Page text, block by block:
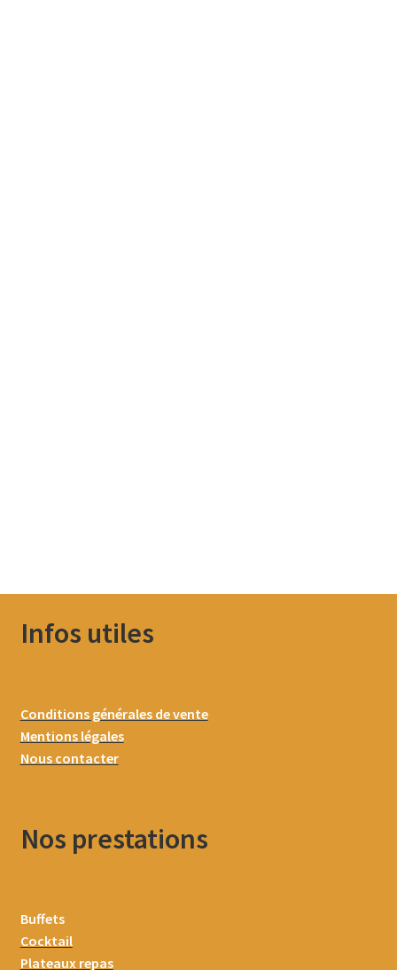
Infos utiles
Conditions générales de vente
Mentions légales
Nous contacter
Nos prestations
Buffets
Cocktail
Plateaux repas